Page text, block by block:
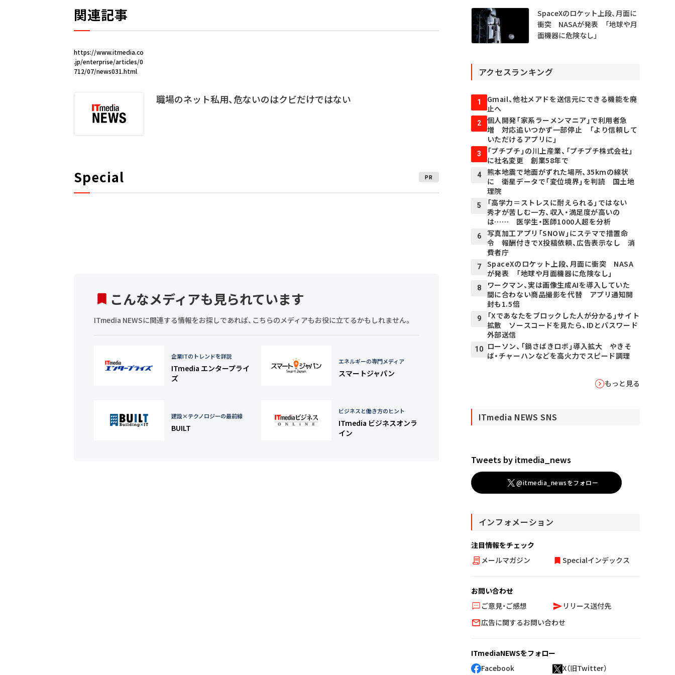
関連記事
https://www.itmedia.co
.jp/enterprise/articles/0
712/07/news031.html
職場のネット私用、危ないのはクビだけではない
Special PR
こんなメディアも見られています
ITmedia NEWSに関連する情報をお探しであれば、こちらのメディアもお役に立てるかもしれません。
企業ITのトレンドを詳説
ITmedia エンタープライ
ズ
エネルギーの専門メディア
スマートジャパン
建設×テクノロジーの最前線
BUILT
ビジネスと働き方のヒント
ITmedia ビジネスオンラ
イン
SpaceXのロケット上段、月面に
衝突 NASAが発表 「地球や月
面機器に危険なし」
アクセスランキング
1
Gmail、他社メアドを送信元にできる機能を廃
止へ
2
個人開発「家系ラーメンマニア」で利用者急
増 対応追いつかず一部停止 「より信頼して
いただけるアプリに」
3
「プチプチ」の川上産業、「プチプチ株式会社」
に社名変更 創業58年で
4
熊本地震で地面がずれた場所、35kmの線状
に 衛星データで「変位境界」を判読 国土地
理院
5
「高学力＝ストレスに耐えられる」ではない
秀才が苦しむ一方、収入・満足度が高いの
は…… 医学生・医師1000人超を分析
6
写真加工アプリ「SNOW」にステマで措置命
令 報酬付きでX投稿依頼、広告表示なし 消
費者庁
7
SpaceXのロケット上段、月面に衝突 NASA
が発表 「地球や月面機器に危険なし」
8
ワークマン、実は画像生成AIを導入していた
間に合わない商品撮影を代替 アプリ通知開
封も1.5倍
9
「Xであなたをブロックした人が分かる」サイト
拡散 ソースコードを見たら、IDとパスワード
外部送信
10
ローソン、「鍋さばきロボ」導入拡大 やきそ
ば・チャーハンなどを高火力でスピード調理
もっと見る
ITmedia NEWS SNS
Tweets by itmedia_news
@itmedia_newsをフォロー
インフォメーション
注目情報をチェック
メールマガジン
Specialインデックス
お問い合わせ
ご意見・ご感想
リリース送付先
広告に関するお問い合わせ
ITmediaNEWSをフォロー
Facebook
X（旧Twitter）